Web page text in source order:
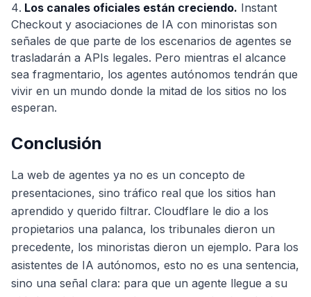
Los canales oficiales están creciendo. Instant
Checkout y asociaciones de IA con minoristas son
señales de que parte de los escenarios de agentes se
trasladarán a APIs legales. Pero mientras el alcance
sea fragmentario, los agentes autónomos tendrán que
vivir en un mundo donde la mitad de los sitios no los
esperan.
Conclusión
La web de agentes ya no es un concepto de
presentaciones, sino tráfico real que los sitios han
aprendido y querido filtrar. Cloudflare le dio a los
propietarios una palanca, los tribunales dieron un
precedente, los minoristas dieron un ejemplo. Para los
asistentes de IA autónomos, esto no es una sentencia,
sino una señal clara: para que un agente llegue a su